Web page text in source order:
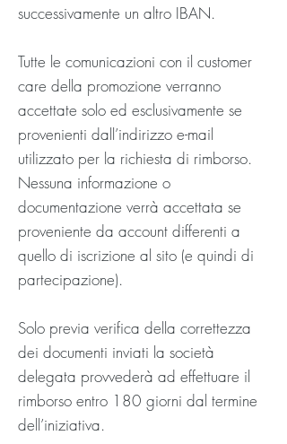
successivamente un altro IBAN.
Tutte le comunicazioni con il customer
care della promozione verranno
accettate solo ed esclusivamente se
provenienti dall’indirizzo e-mail
utilizzato per la richiesta di rimborso.
Nessuna informazione o
documentazione verrà accettata se
proveniente da account differenti a
quello di iscrizione al sito (e quindi di
partecipazione).
Solo previa verifica della correttezza
dei documenti inviati la società
delegata provvederà ad effettuare il
rimborso entro 180 giorni dal termine
dell’iniziativa.